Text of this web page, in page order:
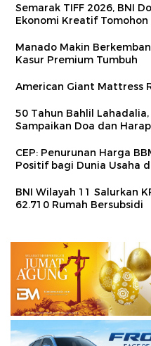
Semarak TIFF 2026, BNI
Ekonomi Kreatif Tomohon
Manado Makin
Kasur Premium Tumbuh
American Giant Mattress
50 Tahun Bahlil
Sampaikan Doa dan
CEP: Penurunan Harga
Positif bagi Dunia Usaha
BNI Wilayah 11 Salurkan
62.710 Rumah Bersubsidi